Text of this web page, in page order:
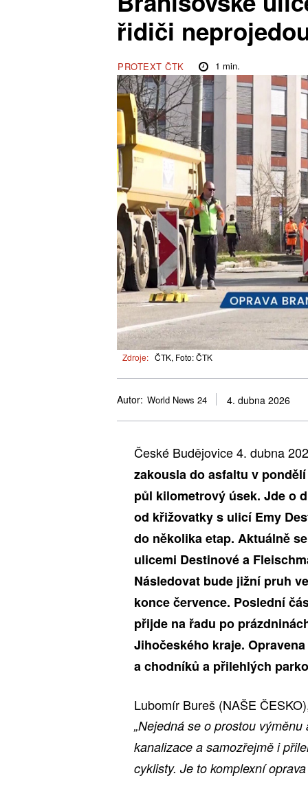
řidiči
PROTEXT ČTK 1 min.
Zdroje: ČTK, Foto: ČTK
Autor: World News 24 4. dubna 2026
České Budějovice 4. dubna
zakousla do asfaltu v
půl kilometrový úsek. Jde o
od křižovatky s ulicí Emy
do několika etap. Aktuálně
ulicemi Destinové a
Následovat bude jižní pruh
konce července. Poslední
přijde na řadu po
Jihočeského kraje.
a chodníků a přilehlých
Lubomír Bureš (NAŠE
„Nejedná se o prostou
kanalizace a samozřejmě i
cyklisty. Je to komplexní